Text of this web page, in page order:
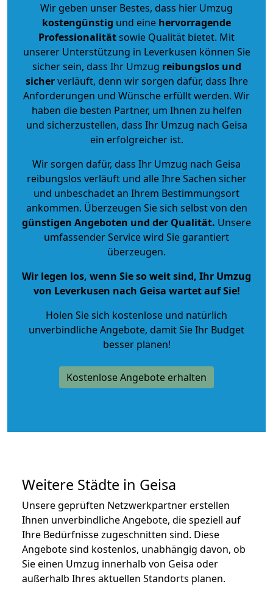
Wir geben unser Bestes, dass hier Umzug
kostengünstig und eine hervorragende
Professionalitätsowie Qualität bietet. Mit
unserer Unterstützung in Leverkusen können Sie
sicher sein, dass Ihr Umzug reibungslos und
sicherverläuft, denn wir sorgen dafür, dass Ihre
Anforderungen und Wünsche erfüllt werden. Wir
haben die besten Partner, um Ihnen zu helfen
und sicherzustellen, dass Ihr Umzug nach Geisa
ein erfolgreicher ist.
Wir sorgen dafür, dass Ihr Umzug nach Geisa
reibungslos verläuft und alle Ihre Sachen sicher
und unbeschadet an Ihrem Bestimmungsort
ankommen. Überzeugen Sie sich selbst von den
günstigen Angeboten und der Qualität. Unsere
umfassender Service wird Sie garantiert
überzeugen.
Wir legen los, wenn Sie so weit sind, Ihr Umzug
von Leverkusen nach Geisa wartet auf Sie!
Holen Sie sich kostenlose und natürlich
unverbindliche Angebote, damit Sie Ihr Budget
besser planen!
Kostenlose Angebote erhalten
Weitere Städte in Geisa
Unsere geprüften Netzwerkpartner erstellen
Ihnen unverbindliche Angebote, die speziell auf
Ihre Bedürfnisse zugeschnitten sind. Diese
Angebote sind kostenlos, unabhängig davon, ob
Sie einen Umzug innerhalb von Geisa oder
außerhalb Ihres aktuellen Standorts planen.